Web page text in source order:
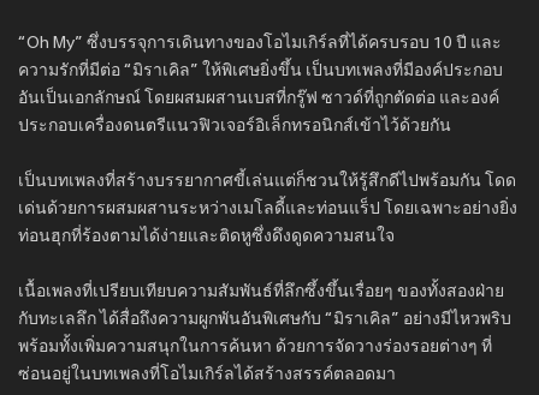
“Oh My” ซึ่งบรรจุการเดินทางของโอไมเกิร์ลที่ได้ครบรอบ 10 ปี และ
ความรักที่มีต่อ “มิราเคิล” ให้พิเศษยิ่งขึ้น เป็นบทเพลงที่มีองค์ประกอบ
อันเป็นเอกลักษณ์ โดยผสมผสานเบสที่กรู๊ฟ ซาวด์ที่ถูกตัดต่อ และองค์
ประกอบเครื่องดนตรีแนวฟิวเจอร์อิเล็กทรอนิกส์เข้าไว้ด้วยกัน
เป็นบทเพลงที่สร้างบรรยากาศขี้เล่นแต่ก็ชวนให้รู้สึกดีไปพร้อมกัน โดด
เด่นด้วยการผสมผสานระหว่างเมโลดี้และท่อนแร็ป โดยเฉพาะอย่างยิ่ง
ท่อนฮุกที่ร้องตามได้ง่ายและติดหูซึ่งดึงดูดความสนใจ
เนื้อเพลงที่เปรียบเทียบความสัมพันธ์ที่ลึกซึ้งขึ้นเรื่อยๆ ของทั้งสองฝ่าย
กับทะเลลึก ได้สื่อถึงความผูกพันอันพิเศษกับ “มิราเคิล” อย่างมีไหวพริบ
พร้อมทั้งเพิ่มความสนุกในการค้นหา ด้วยการจัดวางร่องรอยต่างๆ ที่
ซ่อนอยู่ในบทเพลงที่โอไมเกิร์ลได้สร้างสรรค์ตลอดมา